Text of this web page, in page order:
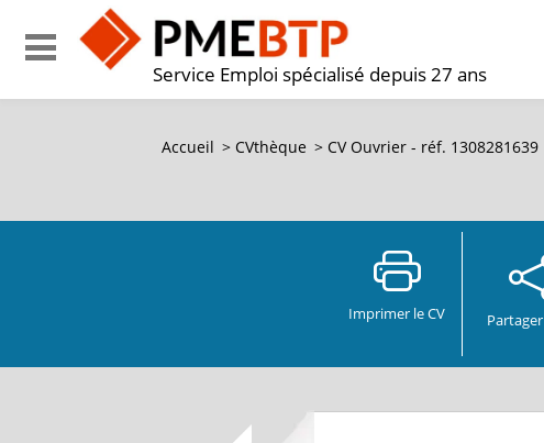
Service Emploi spécialisé depuis 27 ans
Accueil > CVthèque > CV Ouvrier - réf. 1308281639
Imprimer le CV Partager